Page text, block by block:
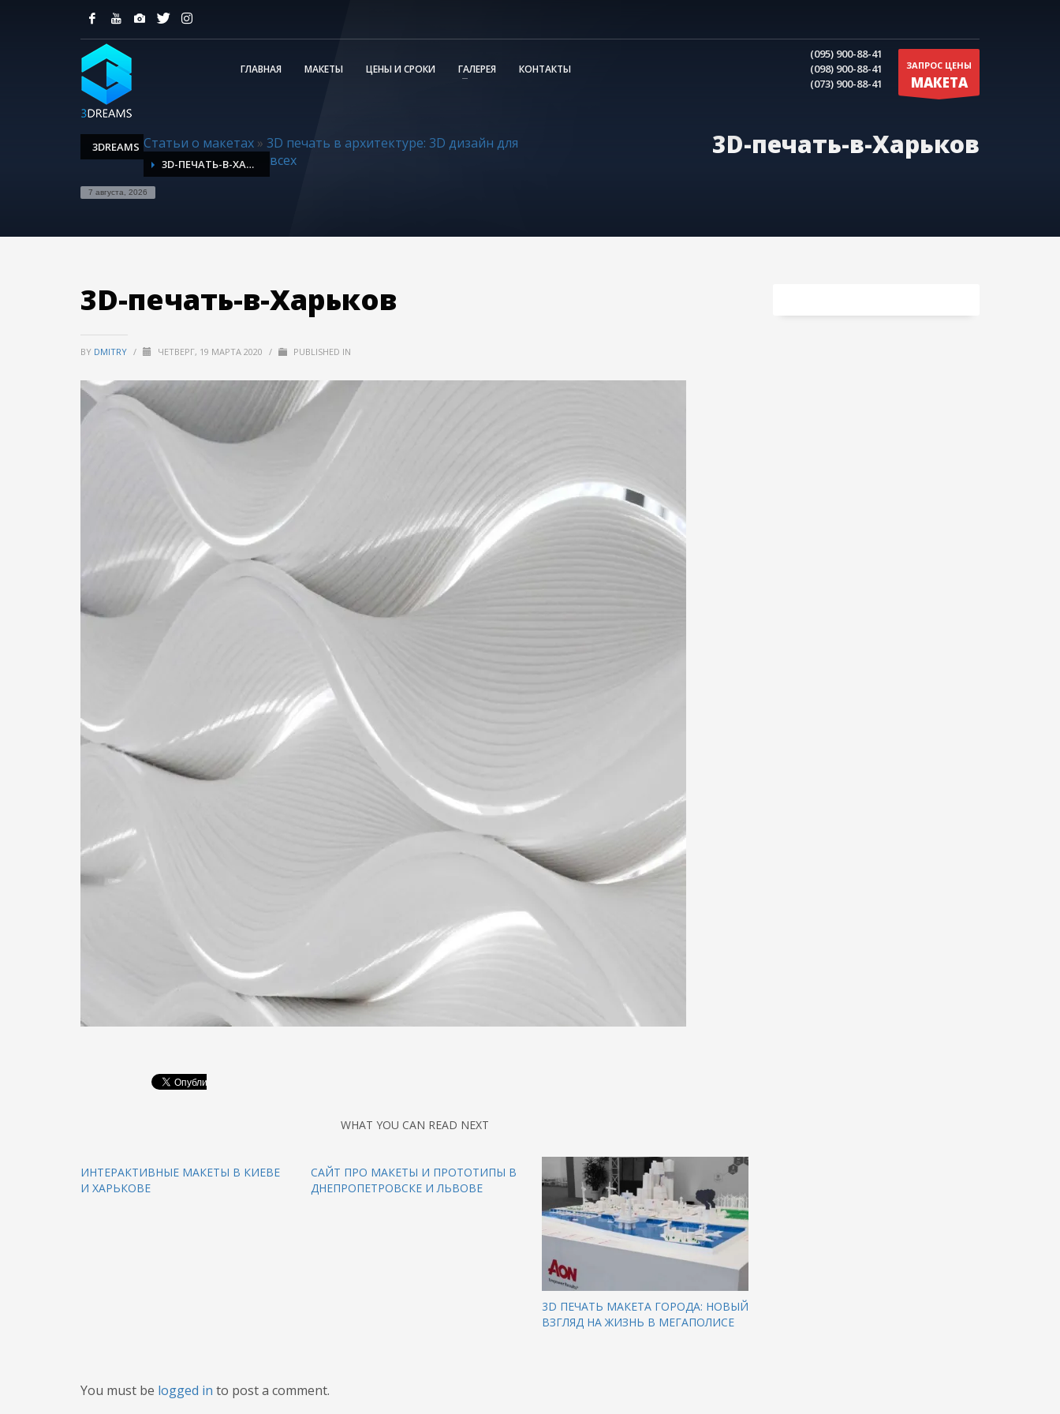
ГЛАВНАЯ МАКЕТЫ ЦЕНЫ И СРОКИ ГАЛЕРЕЯ КОНТАКТЫ
(095) 900-88-41
(098) 900-88-41
(073) 900-88-41
ЗАПРОС ЦЕНЫ
МАКЕТА
3DREAMS Статьи о макетах » 3D печать в архитектуре: 3D дизайн для
всех
3D-ПЕЧАТЬ-В-ХАРЬКОВ
7 августа, 2026
3D-печать-в-Харьков
3D-печать-в-Харьков
BY DMITRY / ЧЕТВЕРГ, 19 МАРТА 2020 / PUBLISHED IN
WHAT YOU CAN READ NEXT
ИНТЕРАКТИВНЫЕ МАКЕТЫ В КИЕВЕ
И ХАРЬКОВЕ
САЙТ ПРО МАКЕТЫ И ПРОТОТИПЫ В
ДНЕПРОПЕТРОВСКЕ И ЛЬВОВЕ
3D ПЕЧАТЬ МАКЕТА ГОРОДА: НОВЫЙ
ВЗГЛЯД НА ЖИЗНЬ В МЕГАПОЛИСЕ
You must be logged in to post a comment.